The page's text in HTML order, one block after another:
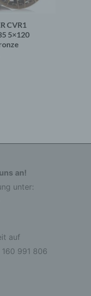
CVR1
5×120
an!
unter:
auf
991 806